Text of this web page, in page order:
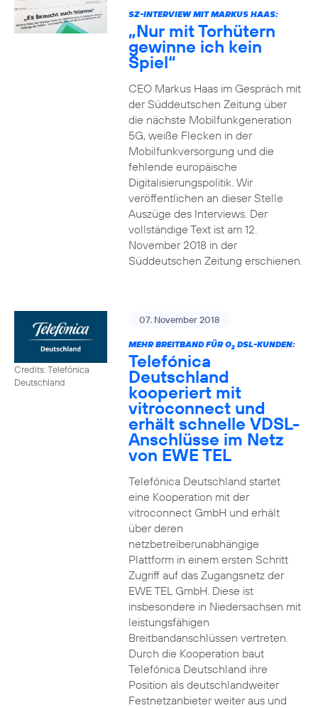
SZ-INTERVIEW MIT MARKUS HAAS:
„Nur mit Torhütern
gewinne ich kein
Spiel“
CEO Markus Haas im Gespräch mit
der Süddeutschen Zeitung über
die nächste Mobilfunkgeneration
5G, weiße Flecken in der
Mobilfunkversorgung und die
fehlende europäische
Digitalisierungspolitik. Wir
veröffentlichen an dieser Stelle
Auszüge des Interviews. Der
vollständige Text ist am 12.
November 2018 in der
Süddeutschen Zeitung erschienen.
Credits: Telefónica
Deutschland
07. November 2018
MEHR BREITBAND FÜR O2DSL-KUNDEN:
Telefónica
Deutschland
kooperiert mit
vitroconnect und
erhält schnelle VDSL-
Anschlüsse im Netz
von EWE TEL
Telefónica Deutschland startet
eine Kooperation mit der
vitroconnect GmbH und erhält
über deren
netzbetreiberunabhängige
Plattform in einem ersten Schritt
Zugriff auf das Zugangsnetz der
EWE TEL GmbH. Diese ist
insbesondere in Niedersachsen mit
leistungsfähigen
Breitbandanschlüssen vertreten.
Durch die Kooperation baut
Telefónica Deutschland ihre
Position als deutschlandweiter
Festnetzanbieter weiter aus und